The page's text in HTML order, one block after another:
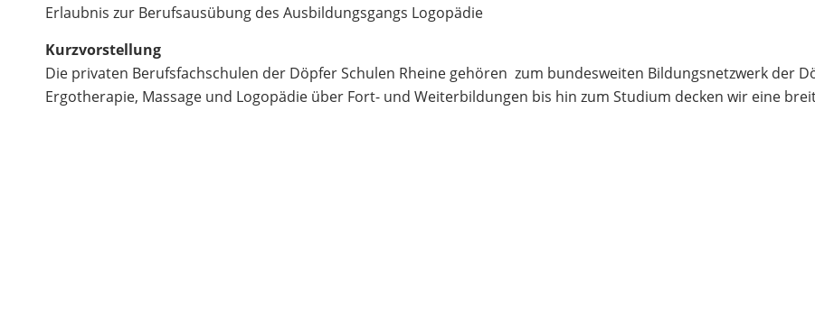
Erlaubnis zur Berufsausübung des Ausbildungsgangs Logopädie
Kurzvorstellung
Die privaten Berufsfachschulen der Döpfer Schulen Rheine gehören zum bundesweiten Bildungsnetzwerk der
Ergotherapie, Massage und Logopädie über Fort- und Weiterbildungen bis hin zum Studium decken wir eine